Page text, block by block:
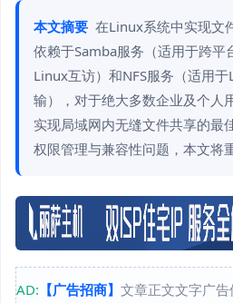
本文摘要 在Linux系统中实现文
依赖于Samba服务（适用于跨
Linux互访）和NFS服务（适用
输），对于绝大多数企业及个人
实现局域网内无缝文件共享的最
权限管理与兼容性问题，本文将
AD: 【广告招商】 文章正文文字广